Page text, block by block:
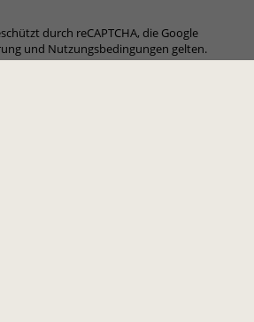
durch reCAPTCHA, die Google
und Nutzungsbedingungen gelten.